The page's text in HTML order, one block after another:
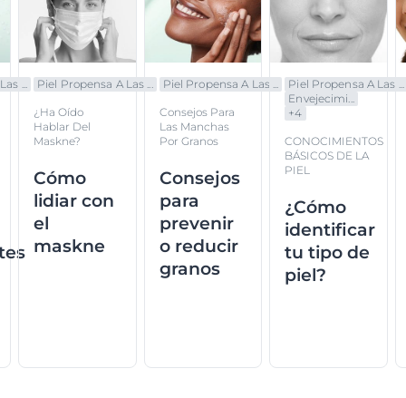
... Piel Propensa A Las ...
¿Ha Oído
Hablar Del
Maskne?
Cómo
lidiar con
el
maskne
Piel Propensa A Las ...
Consejos Para
Las Manchas
Por Granos
Consejos
para
prevenir
o reducir
granos
Piel Propensa A Las ...
Envejecimi...
+4
CONOCIMIENTOS
BÁSICOS DE LA
PIEL
¿Cómo
identificar
tu tipo de
piel?